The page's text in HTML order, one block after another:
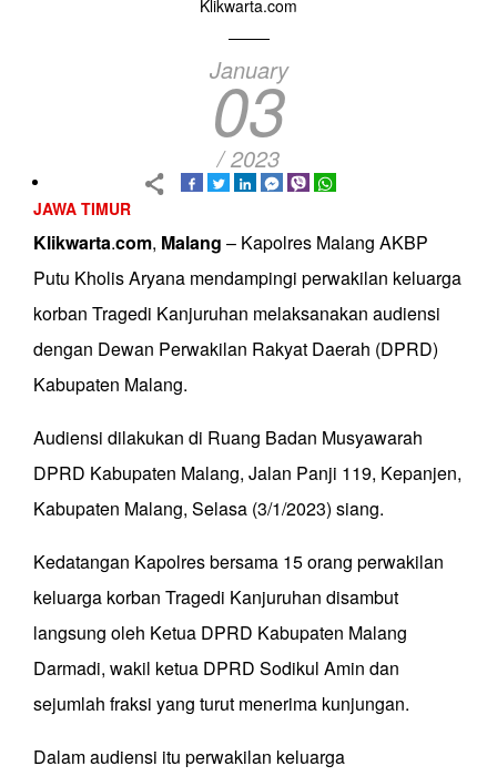
Klikwarta.com
January
03
/ 2023
JAWA TIMUR
Klikwarta.com, Malang – Kapolres Malang AKBP
Putu Kholis Aryana mendampingi perwakilan keluarga
korban Tragedi Kanjuruhan melaksanakan audiensi
dengan Dewan Perwakilan Rakyat Daerah (DPRD)
Kabupaten Malang.
Audiensi dilakukan di Ruang Badan Musyawarah
DPRD Kabupaten Malang, Jalan Panji 119, Kepanjen,
Kabupaten Malang, Selasa (3/1/2023) siang.
Kedatangan Kapolres bersama 15 orang perwakilan
keluarga korban Tragedi Kanjuruhan disambut
langsung oleh Ketua DPRD Kabupaten Malang
Darmadi, wakil ketua DPRD Sodikul Amin dan
sejumlah fraksi yang turut menerima kunjungan.
Dalam audiensi itu perwakilan keluarga